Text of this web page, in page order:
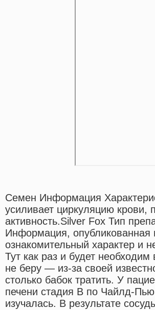
Семен Информация
усиливает циркуляцию
активность.Silver Fox Тип
Информация, опубликованная
ознакомительный характер и
Тут как раз и будет
не беру — из-за своей
столько бабок тратить. У
печени стадия В по Чайлд-
изучалась. В результате